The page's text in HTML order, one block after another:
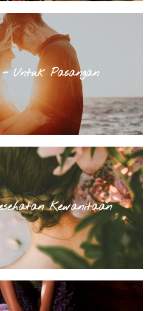
- Untuk Pasangan
Kewanitaan